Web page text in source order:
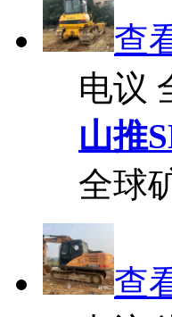
查
电议
山推
全球
查